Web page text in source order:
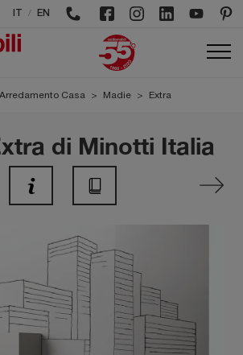
/ EN
Arredamento Casa > Madie > Extra
di Minotti Italia